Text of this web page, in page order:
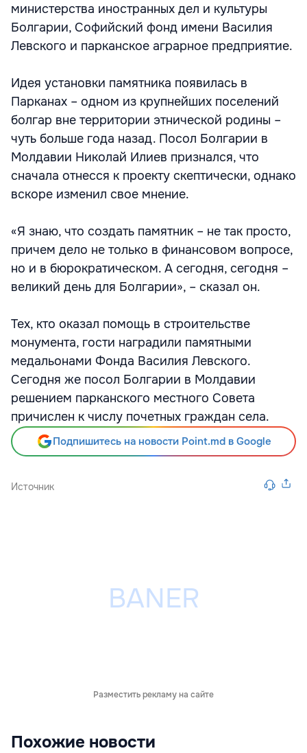
министерства иностранных дел и культуры
Болгарии, Софийский фонд имени Василия
Левского и парканское аграрное предприятие.
Идея установки памятника появилась в
Парканах – одном из крупнейших поселений
болгар вне территории этнической родины –
чуть больше года назад. Посол Болгарии в
Молдавии Николай Илиев признался, что
сначала отнесся к проекту скептически, однако
вскоре изменил свое мнение.
«Я знаю, что создать памятник – не так просто,
причем дело не только в финансовом вопросе,
но и в бюрократическом. А сегодня, сегодня –
великий день для Болгарии», – сказал он.
Тех, кто оказал помощь в строительстве
монумента, гости наградили памятными
медальонами Фонда Василия Левского.
Сегодня же посол Болгарии в Молдавии
решением парканского местного Совета
причислен к числу почетных граждан села.
Подпишитесь на новости Point.md в Google
Источник
Разместить рекламу на сайте
Похожие новости